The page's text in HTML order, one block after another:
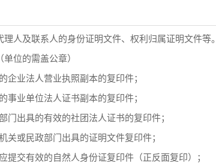
人及联系人的身份证明文件、权利归属证明文件等。
位的需盖公章）
企业法人营业执照副本的复印件；
事业单位法人证书副本的复印件；
门出具的有效的社团法人证书的复印件；
关或民政部门出具的证明文件复印件；
提交有效的自然人身份证复印件（正反面复印）；